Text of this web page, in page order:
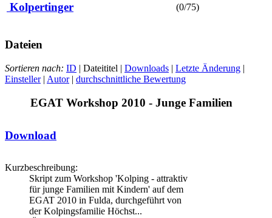
Kolpertinger (0/75)
Dateien
Sortieren nach: ID | Dateititel | Downloads | Letzte Änderung |
Einsteller| Autor| durchschnittliche Bewertung
EGAT Workshop 2010 - Junge Familien
Download
Kurzbeschreibung:
Skript zum Workshop 'Kolping - attraktiv
für junge Familien mit Kindern' auf dem
EGAT 2010 in Fulda, durchgeführt von
der Kolpingsfamilie Höchst...